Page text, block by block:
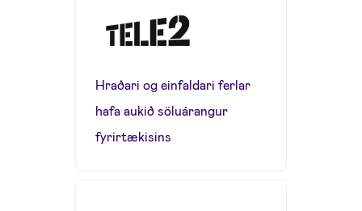
Hraðari og einfaldari ferlar
hafa aukið söluárangur
fyrirtækisins